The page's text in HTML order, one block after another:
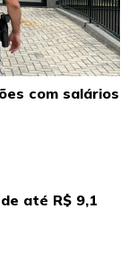
com salários
até R$ 9,1